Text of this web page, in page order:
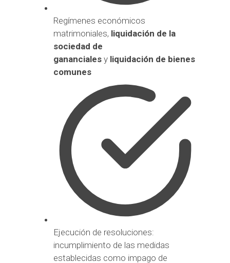
Regímenes económicos
matrimoniales, liquidación de la
sociedad de
gananciales y liquidación de bienes
comunes
Ejecución de resoluciones:
incumplimiento de las medidas
establecidas como impago de